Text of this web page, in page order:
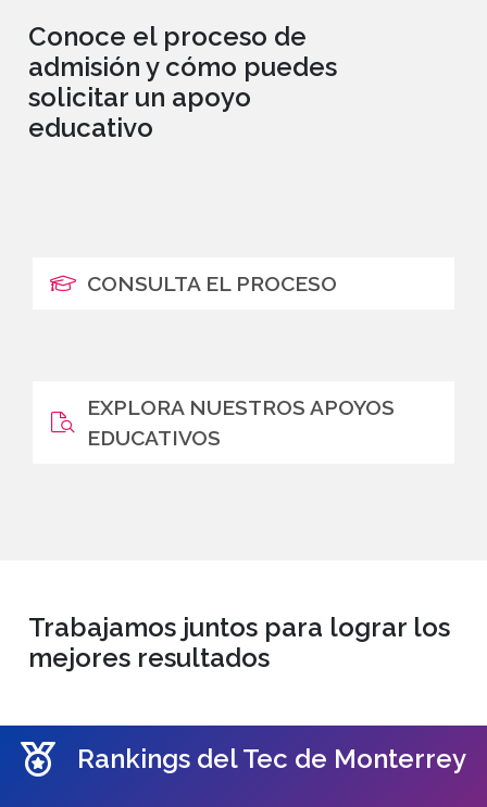
Conoce el proceso de
admisión y cómo puedes
solicitar un apoyo
educativo
CONSULTA EL PROCESO
EXPLORA NUESTROS APOYOS
EDUCATIVOS
Trabajamos juntos para lograr los
mejores resultados
Rankings del Tec de Monterrey